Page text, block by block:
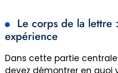
Le corps de la lettre
expérience
Dans cette partie
devez démontrer en quoi